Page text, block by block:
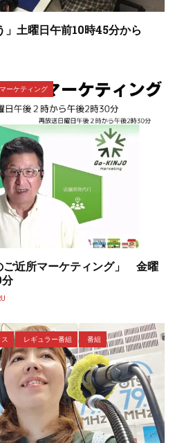
土曜日午前10時45分から
ーケティング
近所マーケティング」 金曜
レギュラー番組 番組